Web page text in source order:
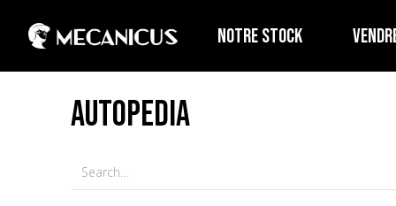
NOTRE STOCK
AUTOPEDIA